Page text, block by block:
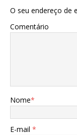
O seu endereço de
Comentário
Nome*
E-mail *